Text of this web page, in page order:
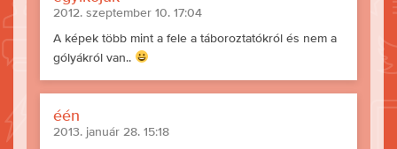
2012. szeptember 10. 17:04
A képek több mint a fele a táboroztatókról és nem a
gólyákról van..
één
2013. január 28. 15:18